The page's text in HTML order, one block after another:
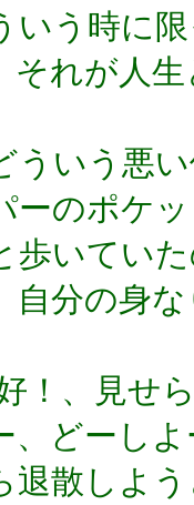
いう時に
それが人
ういう悪
ーのポケ
歩いてい
自分の身
！、見せ
、どーし
退散しよ